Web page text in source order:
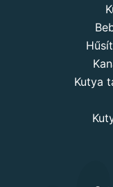
Kutya